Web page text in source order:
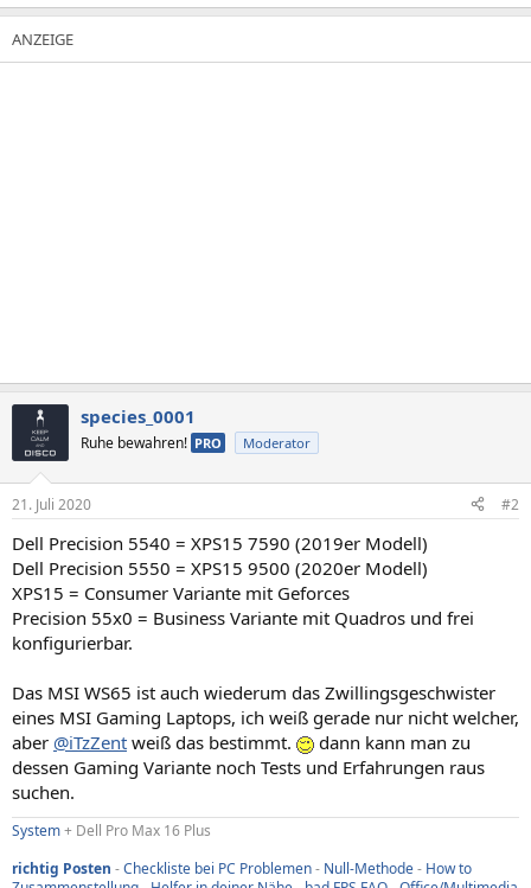
species_0001
Ruhe bewahren! PRO Moderator
21. Juli 2020 #2
Dell Precision 5540 = XPS15 7590 (2019er Modell)
Dell Precision 5550 = XPS15 9500 (2020er Modell)
XPS15 = Consumer Variante mit Geforces
Precision 55x0 = Business Variante mit Quadros und frei
konfigurierbar.
Das MSI WS65 ist auch wiederum das Zwillingsgeschwister
eines MSI Gaming Laptops, ich weiß gerade nur nicht welcher,
aber @iTzZent weiß das bestimmt.
dann kann man zu
dessen Gaming Variante noch Tests und Erfahrungen raus
suchen.
System+ Dell Pro Max 16 Plus
richtig Posten -Checkliste bei PC Problemen- Null-Methode- How to